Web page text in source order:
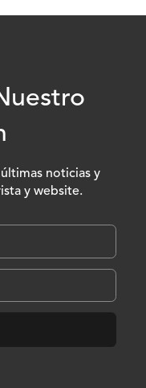
noticias y
y website.